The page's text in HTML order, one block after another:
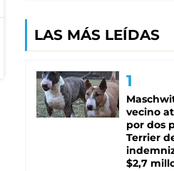
LAS MÁS LEÍDAS
vecino
por dos
Terrier
$2,7